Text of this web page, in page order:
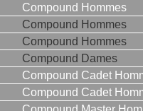
Compound Hommes
Compound Hommes
Compound Hommes
Compound Dames
Compound Cadet
Compound Cadet